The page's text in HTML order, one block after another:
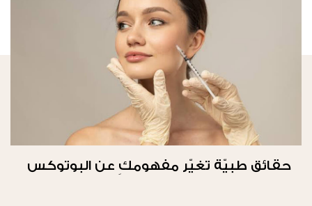
حقائق طبيّة تغيّر مفهومكِ عن البوتوكس